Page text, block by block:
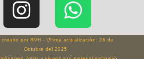
creado por RVH - Ultima actualización: 26 de
Octubre del 2025